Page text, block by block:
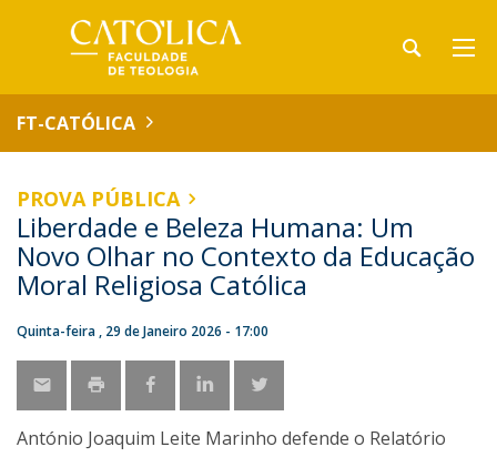
FT-CATÓLICA
PROVA PÚBLICA
Liberdade e Beleza Humana: Um
Novo Olhar no Contexto da Educação
Moral Religiosa Católica
Quinta-feira , 29 de Janeiro 2026 - 17:00
António Joaquim Leite Marinho defende o Relatório